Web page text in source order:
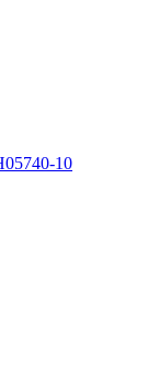
10